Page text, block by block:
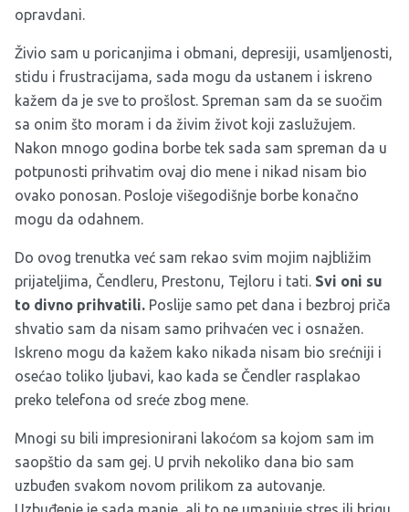
opravdani.
Živio sam u poricanjima i obmani, depresiji, usamljenosti,
stidu i frustracijama, sada mogu da ustanem i iskreno
kažem da je sve to prošlost. Spreman sam da se suočim
sa onim što moram i da živim život koji zaslužujem.
Nakon mnogo godina borbe tek sada sam spreman da u
potpunosti prihvatim ovaj dio mene i nikad nisam bio
ovako ponosan. Posloje višegodišnje borbe konačno
mogu da odahnem.
Do ovog trenutka već sam rekao svim mojim najbližim
prijateljima, Čendleru, Prestonu, Tejloru i tati. Svi oni su
to divno prihvatili. Poslije samo pet dana i bezbroj priča
shvatio sam da nisam samo prihvaćen vec i osnažen.
Iskreno mogu da kažem kako nikada nisam bio srećniji i
osećao toliko ljubavi, kao kada se Čendler rasplakao
preko telefona od sreće zbog mene.
Mnogi su bili impresionirani lakoćom sa kojom sam im
saopštio da sam gej. U prvih nekoliko dana bio sam
uzbuđen svakom novom prilikom za autovanje.